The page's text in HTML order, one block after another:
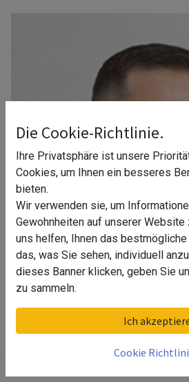
Ihr Berater in Hannover
Die Cookie-Richtlinie.
Ihre Privatsphäre ist unsere
Cookies, um Ihnen ein besseres
bieten.
Wir verwenden sie, um
Gewohnheiten auf unserer
uns helfen, Ihnen das
das, was Sie sehen, individuell
dieses Banner klicken, geben Sie
zu sammeln.
Ich
Cookie